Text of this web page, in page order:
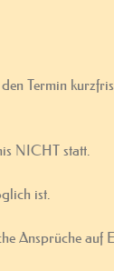
Termin
NICHT statt.
ist.
Ansprüche auf